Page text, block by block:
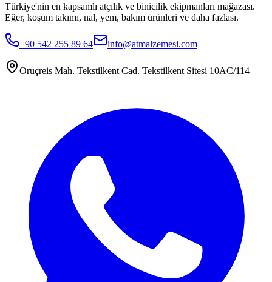
Türkiye'nin en kapsamlı atçılık ve binicilik ekipmanları mağazası.
Eğer, koşum takımı, nal, yem, bakım ürünleri ve daha fazlası.
+90 542 255 89 64 info@atmalzemesi.com
Oruçreis Mah. Tekstilkent Cad. Tekstilkent Sitesi 10AC/114